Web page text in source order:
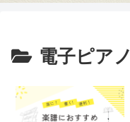
電子ピアノ